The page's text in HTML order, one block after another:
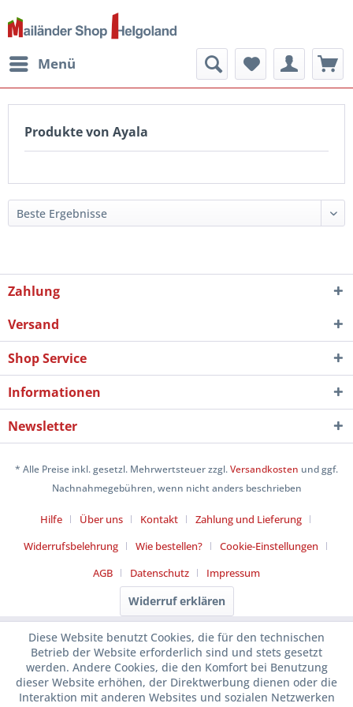
Menü
Produkte von Ayala
Zahlung
Versand
Shop Service
Informationen
Newsletter
* Alle Preise inkl. gesetzl. Mehrwertsteuer zzgl.Versandkosten und ggf.
Nachnahmegebühren, wenn nicht anders beschrieben
Hilfe Über uns Kontakt
Zahlung und Lieferung
Widerrufsbelehrung
Wie bestellen?
Cookie-Einstellungen
AGB
Datenschutz Impressum
Widerruf erklären
Diese Website benutzt Cookies, die für den technischen
Betrieb der Website erforderlich sind und stets gesetzt
werden. Andere Cookies, die den Komfort bei Benutzung
dieser Website erhöhen, der Direktwerbung dienen oder die
Interaktion mit anderen Websites und sozialen Netzwerken